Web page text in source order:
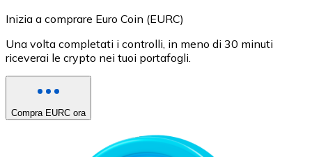
Inizia a comprare Euro Coin (EURC)
Una volta completati i controlli, in meno di 30 minuti
riceverai le crypto nei tuoi portafogli.
Compra EURC ora